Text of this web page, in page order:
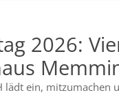
2026:
lädt ein, mitzumachen